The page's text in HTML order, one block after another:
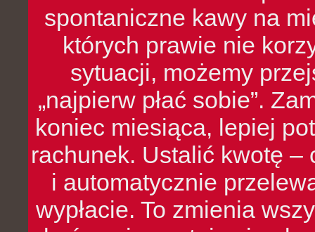
spontaniczne kawy na
których prawie nie
sytuacji, możemy
„najpierw płać sobie”.
koniec miesiąca, lepiej
rachunek. Ustalić kwotę
i automatycznie
wypłacie. To zmienia